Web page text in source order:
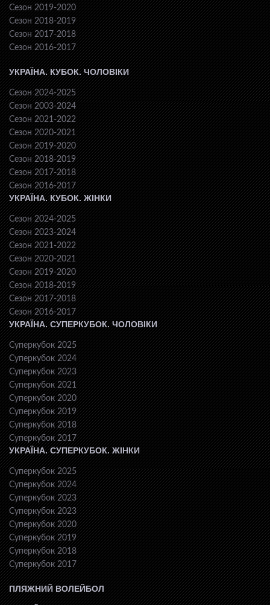
Сезон 2019-2020
Сезон 2018-2019
Сезон 2017-2018
Сезон 2016-2017
УКРАЇНА. КУБОК. ЧОЛОВІКИ
Сезон 2024-2025
Сезон 2003-2024
Сезон 2021-2022
Сезон 2020-2021
Сезон 2019-2020
Сезон 2018-2019
Сезон 2017-2018
Сезон 2016-2017
УКРАЇНА. КУБОК. ЖІНКИ
Сезон 2024-2025
Сезон 2023-2024
Сезон 2021-2022
Сезон 2020-2021
Сезон 2019-2020
Сезон 2018-2019
Сезон 2017-2018
Сезон 2016-2017
УКРАЇНА. СУПЕРКУБОК. ЧОЛОВІКИ
Суперкубок 2025
Суперкубок 2024
Суперкубок 2023
Суперкубок 2021
Суперкубок 2020
Суперкубок 2019
Суперкубок 2018
Суперкубок 2017
УКРАЇНА. СУПЕРКУБОК. ЖІНКИ
Суперкубок 2025
Суперкубок 2024
Суперкубок 2023
Суперкубок 2023
Суперкубок 2020
Суперкубок 2019
Суперкубок 2018
Суперкубок 2017
ПЛЯЖНИЙ ВОЛЕЙБОЛ